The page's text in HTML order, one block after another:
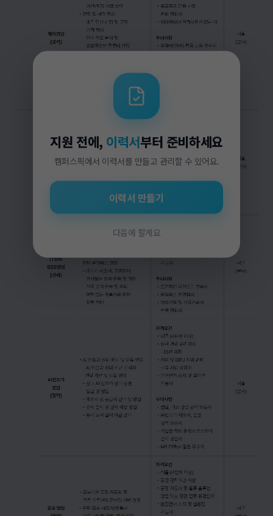
지원 전에, 이력서부터 준비하세요
캠퍼스픽에서 이력서를 만들고 관리할 수 있어요.
이력서 만들기
다음에 할게요